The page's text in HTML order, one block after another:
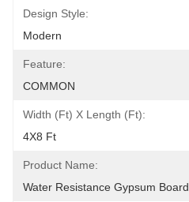
Design Style:
Modern
Feature:
COMMON
Width (ft) X Length (ft):
4X8 Ft
Product Name:
Water Resistance Gypsum Board